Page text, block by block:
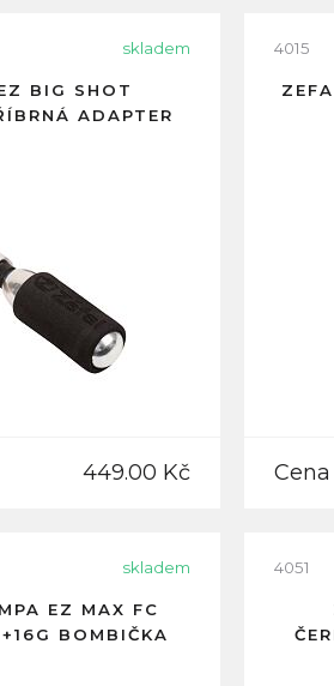
skladem
BIG SHOT
ADAPTER
449.00 Kč
4015
Cena
skladem
EZ MAX FC
BOMBIČKA
4051